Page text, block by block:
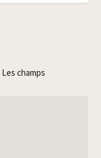
Les champs